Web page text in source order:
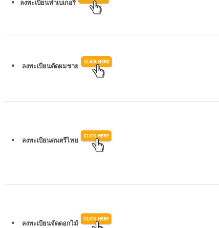
ลงทะเบียนทำเบเกอรี่
ลงทะเบียนตัดผมชาย
ลงทะเบียนดนตรีไทย
ลงทะเบียนจัดดอกไม้